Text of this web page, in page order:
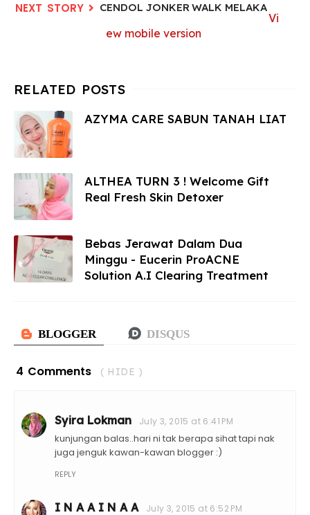
CENDOL JONKER WALK MELAKA
Vi
ew mobile version
AZYMA CARE SABUN TANAH LIAT
ALTHEA TURN 3 ! Welcome Gift
Real Fresh Skin Detoxer
Bebas Jerawat Dalam Dua
Minggu - Eucerin ProACNE
Solution A.I Clearing Treatment
4 Comments ( HIDE )
Syira Lokman July 3, 2015 at 6:41 PM
kunjungan balas..hari ni tak berapa sihat tapi nak
juga jenguk kawan-kawan blogger :)
REPLY
I N A A I N A A July 3, 2015 at 6:52 PM